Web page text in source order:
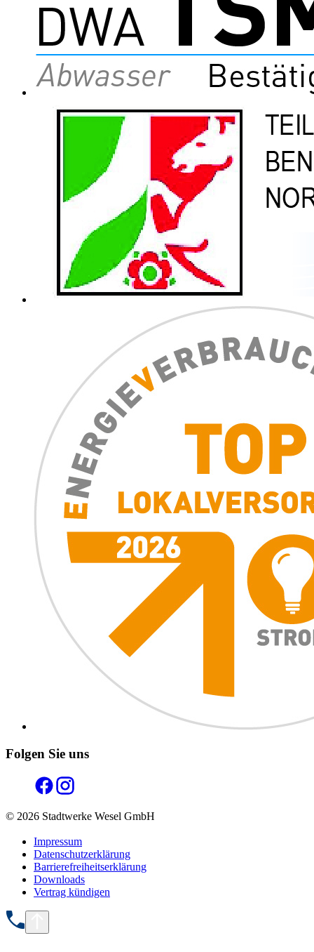
Folgen Sie uns
© 2026 Stadtwerke Wesel GmbH
Impressum
Datenschutzerklärung
Barrierefreiheitserklärung
Downloads
Vertrag kündigen